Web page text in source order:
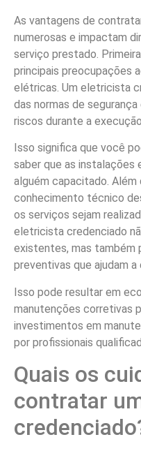
As vantagens de
numerosas e impactam
serviço prestado.
principais preocupações
elétricas. Um eletricista
das normas de
riscos durante a
Isso significa que você
saber que as instalações
alguém capacitado. Além
conhecimento técnico
os serviços sejam
eletricista credenciado
existentes, mas também
preventivas que ajudam
Isso pode resultar em
manutenções corretivas
investimentos em
por profissionais
Quais os
contratar